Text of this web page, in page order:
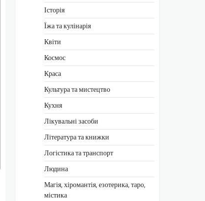
Історія
Їжа та кулінарія
Квіти
Космос
Краса
Культура та мистецтво
Кухня
Лікувальні засоби
Література та книжки
Логістика та транспорт
Людина
Магія, хіромантія, езотерика, таро,
містика